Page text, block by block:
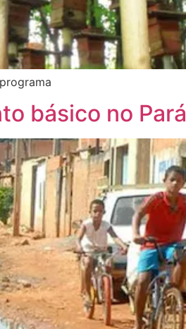
básico no Pará